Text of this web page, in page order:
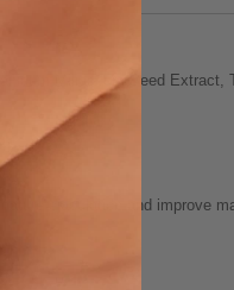
Miliaceum Seed Extract,
ejaculation and improve